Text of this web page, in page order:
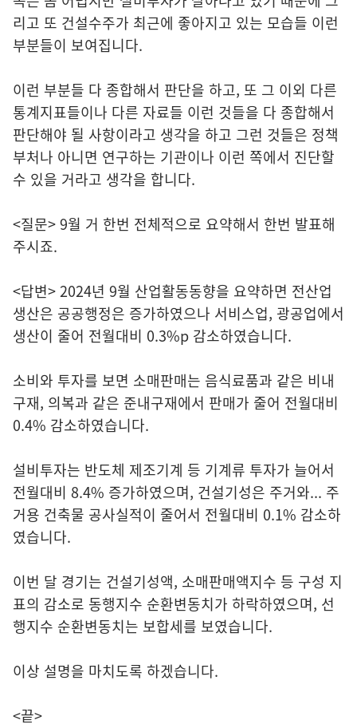
리고 또 건설수주가 최근에 좋아지고 있는 모습들 이런
부분들이 보여집니다.
이런 부분들 다 종합해서 판단을 하고, 또 그 이외 다른
통계지표들이나 다른 자료들 이런 것들을 다 종합해서
판단해야 될 사항이라고 생각을 하고 그런 것들은 정책
부처나 아니면 연구하는 기관이나 이런 쪽에서 진단할
수 있을 거라고 생각을 합니다.
<질문> 9월 거 한번 전체적으로 요약해서 한번 발표해
주시죠.
<답변> 2024년 9월 산업활동동향을 요약하면 전산업
생산은 공공행정은 증가하였으나 서비스업, 광공업에서
생산이 줄어 전월대비 0.3%p 감소하였습니다.
소비와 투자를 보면 소매판매는 음식료품과 같은 비내
구재, 의복과 같은 준내구재에서 판매가 줄어 전월대비
0.4% 감소하였습니다.
설비투자는 반도체 제조기계 등 기계류 투자가 늘어서
전월대비 8.4% 증가하였으며, 건설기성은 주거와... 주
거용 건축물 공사실적이 줄어서 전월대비 0.1% 감소하
였습니다.
이번 달 경기는 건설기성액, 소매판매액지수 등 구성 지
표의 감소로 동행지수 순환변동치가 하락하였으며, 선
행지수 순환변동치는 보합세를 보였습니다.
이상 설명을 마치도록 하겠습니다.
<끝>